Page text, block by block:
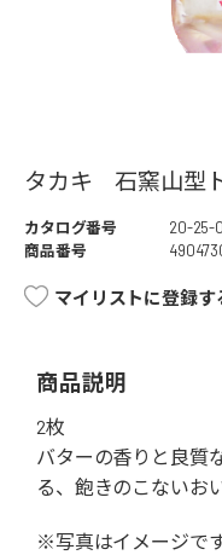
タカキ 石窯山型
カタログ番号
20-25-
商品番号
マイリストに登録す
商品説明
2枚
バターの香りと良質
る、飽きのこないお
※写真はイメージで